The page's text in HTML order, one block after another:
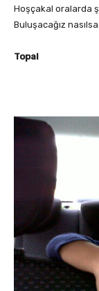
Hoşçakal oralarda
Buluşacağız
Topal